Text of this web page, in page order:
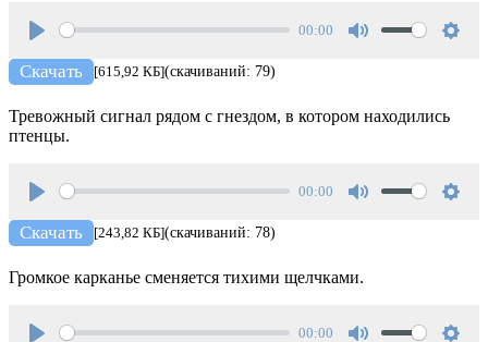
Play
00:00
Скачать [615,92 КБ](скачиваний: 79)
Тревожный сигнал рядом с гнездом, в котором находились
птенцы.
Play
00:00
Скачать [243,82 КБ](скачиваний: 78)
Громкое карканье сменяется тихими щелчками.
00:00